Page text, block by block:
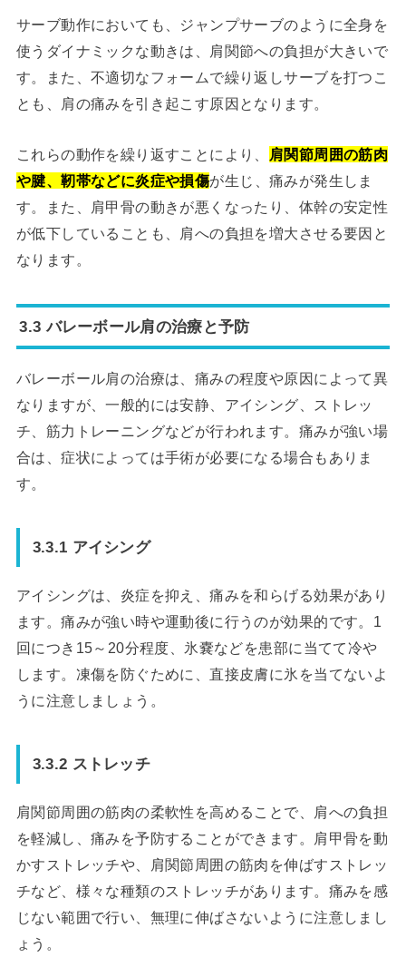
サーブ動作においても、ジャンプサーブのように全身を
使うダイナミックな動きは、肩関節への負担が大きいで
す。また、不適切なフォームで繰り返しサーブを打つこ
とも、肩の痛みを引き起こす原因となります。
これらの動作を繰り返すことにより、
肩関節周囲の筋肉
や腱、靭帯などに炎症や損傷が生じ、痛みが発生しま
す。また、肩甲骨の動きが悪くなったり、体幹の安定性
が低下していることも、肩への負担を増大させる要因と
なります。
3.3 バレーボール肩の治療と予防
バレーボール肩の治療は、痛みの程度や原因によって異
なりますが、一般的には安静、アイシング、ストレッ
チ、筋力トレーニングなどが行われます。痛みが強い場
合は、症状によっては手術が必要になる場合もありま
す。
3.3.1 アイシング
アイシングは、炎症を抑え、痛みを和らげる効果があり
ます。痛みが強い時や運動後に行うのが効果的です。1
回につき15～20分程度、氷嚢などを患部に当てて冷や
します。凍傷を防ぐために、直接皮膚に氷を当てないよ
うに注意しましょう。
3.3.2 ストレッチ
肩関節周囲の筋肉の柔軟性を高めることで、肩への負担
を軽減し、痛みを予防することができます。肩甲骨を動
かすストレッチや、肩関節周囲の筋肉を伸ばすストレッ
チなど、様々な種類のストレッチがあります。痛みを感
じない範囲で行い、無理に伸ばさないように注意しまし
ょう。